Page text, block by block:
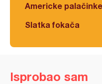
Americke
Slatka fokača
Isprobao sam